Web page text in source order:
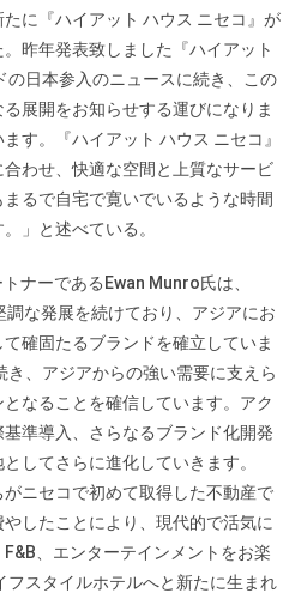
に『ハイアット ハウス ニセコ』が
昨年発表致しました『ハイアット
の日本参入のニュースに続き、この
展開をお知らせする運びになりま
す。『ハイアット ハウス ニセコ』
わせ、快適な空間と上質なサービ
るで自宅で寛いでいるような時間
」と述べている。
ナーであるEwan Munro氏は、
調な発展を続けており、アジアにお
確固たるブランドを確立していま
、アジアからの強い需要に支えら
なることを確信しています。アク
準導入、さらなるブランド化開発
してさらに進化していきます。
がニセコで初めて取得した不動産で
したことにより、現代的で活気に
、エンターテインメントをお楽
フスタイルホテルへと新たに生まれ